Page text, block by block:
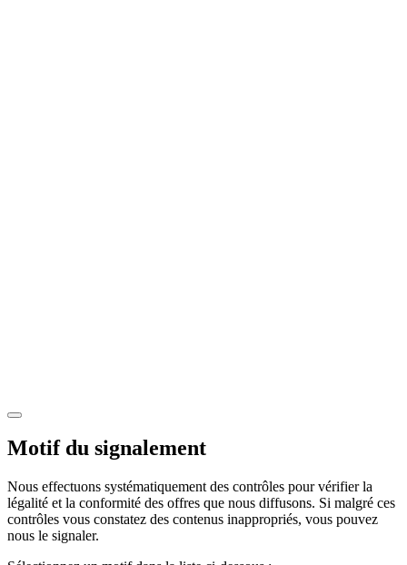
Motif du signalement
Nous effectuons systématiquement des contrôles pour vérifier la
légalité et la conformité des offres que nous diffusons. Si malgré ces
contrôles vous constatez des contenus inappropriés, vous pouvez
nous le signaler.